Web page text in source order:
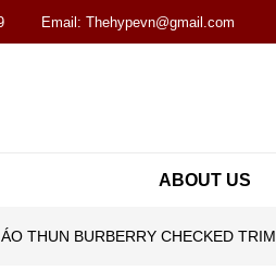
Email: Thehypevn@gmail.com
ABOUT US
ÁO THUN BURBERRY CHECKED